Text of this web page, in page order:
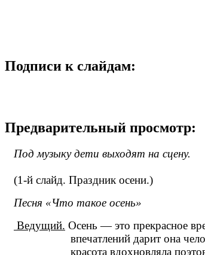
Подписи к слайдам:
Предварительный просмотр:
Под музыку дети выходят на сцену.
(1-й слайд. Праздник осени.)
Песня «Что такое осень»
Ведущий. Осень — это прекрасное
впечатлений дарит она
красота вдохновляла поэтов и